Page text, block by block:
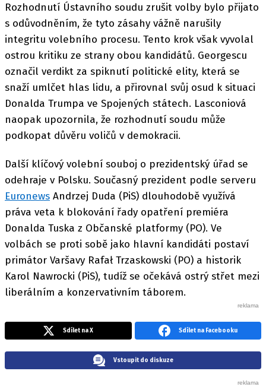
Rozhodnutí Ústavního soudu zrušit volby bylo přijato
s odůvodněním, že tyto zásahy vážně narušily
integritu volebního procesu. Tento krok však vyvolal
ostrou kritiku ze strany obou kandidátů. Georgescu
označil verdikt za spiknutí politické elity, která se
snaží umlčet hlas lidu, a přirovnal svůj osud k situaci
Donalda Trumpa ve Spojených státech. Lasconiová
naopak upozornila, že rozhodnutí soudu může
podkopat důvěru voličů v demokracii.
Další klíčový volební souboj o prezidentský úřad se
odehraje v Polsku. Současný prezident podle serveru
Euronews Andrzej Duda (PiS) dlouhodobě využívá
práva veta k blokování řady opatření premiéra
Donalda Tuska z Občanské platformy (PO). Ve
volbách se proti sobě jako hlavní kandidáti postaví
primátor Varšavy Rafał Trzaskowski (PO) a historik
Karol Nawrocki (PiS), tudíž se očekává ostrý střet mezi
liberálním a konzervativním táborem.
Sdílet na X Sdílet na Facebooku
Vstoupit do diskuze